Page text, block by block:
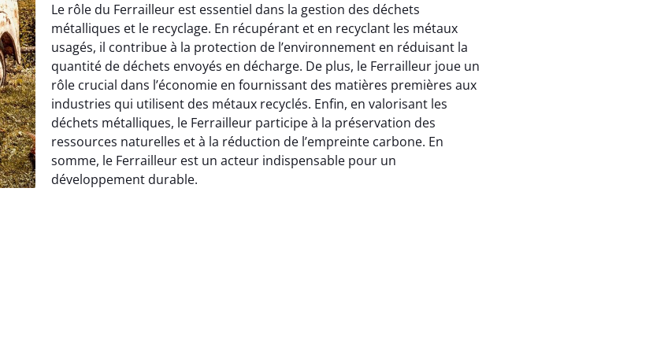
Le rôle du Ferrailleur est essentiel dans la gestion des déchets
métalliques et le recyclage. En récupérant et en recyclant les métaux
usagés, il contribue à la protection de l’environnement en réduisant la
quantité de déchets envoyés en décharge. De plus, le Ferrailleur joue un
rôle crucial dans l’économie en fournissant des matières premières aux
industries qui utilisent des métaux recyclés. Enfin, en valorisant les
déchets métalliques, le Ferrailleur participe à la préservation des
ressources naturelles et à la réduction de l’empreinte carbone. En
somme, le Ferrailleur est un acteur indispensable pour un
développement durable.